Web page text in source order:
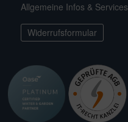
Allgemeine Infos & Services
Widerrufsformular
für Teichfilter
Ersatzteile